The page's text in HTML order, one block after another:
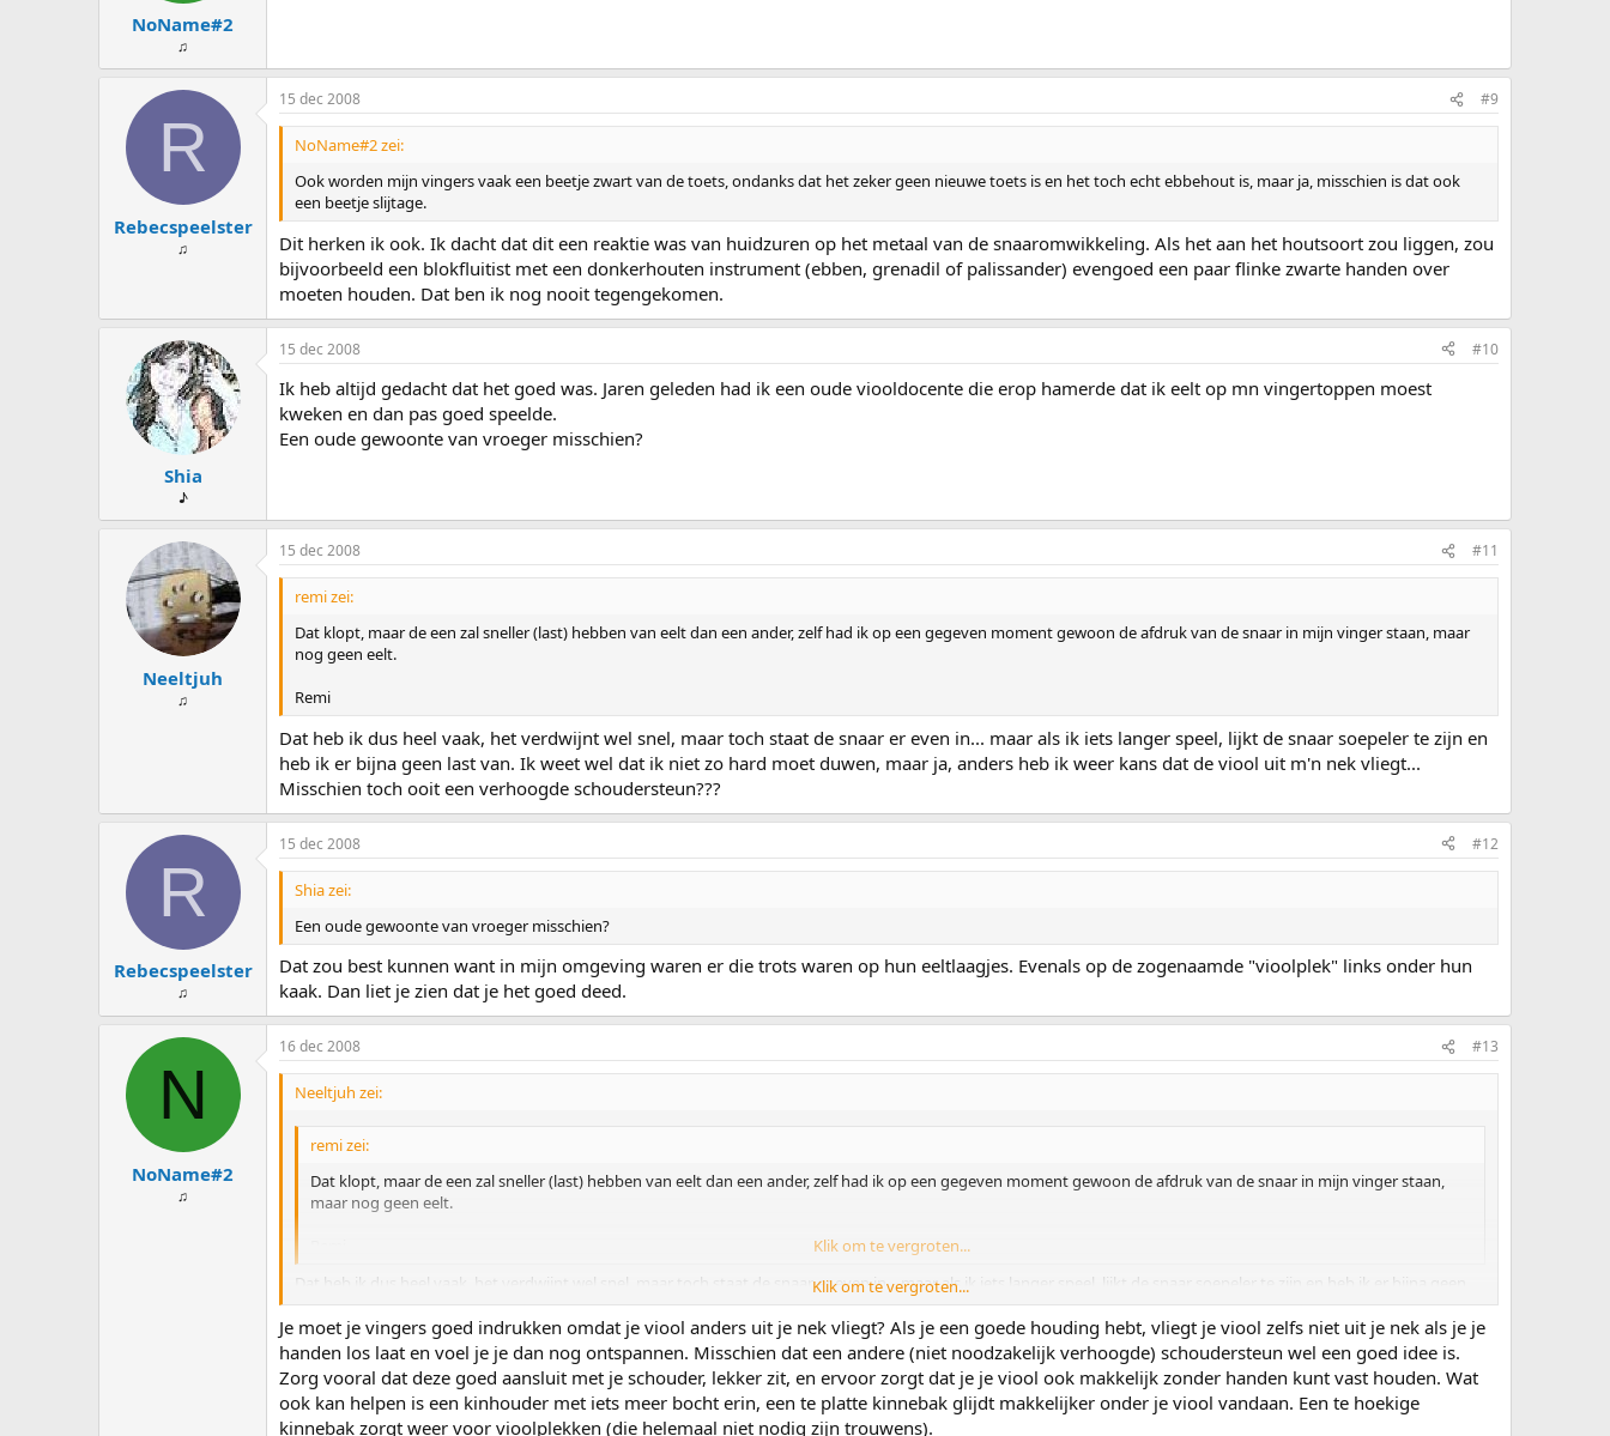
NoName#2
♫
R
Rebecspeelster
♫
15 dec 2008 #9
NoName#2 zei:
Ook worden mijn vingers vaak een beetje zwart van de toets, ondanks dat het zeker geen nieuwe toets is en het toch echt ebbehout is, maar ja, misschien is dat ook
een beetje slijtage.
Dit herken ik ook. Ik dacht dat dit een reaktie was van huidzuren op het metaal van de snaaromwikkeling. Als het aan het houtsoort zou liggen, zou
bijvoorbeeld een blokfluitist met een donkerhouten instrument (ebben, grenadil of palissander) evengoed een paar flinke zwarte handen over
moeten houden. Dat ben ik nog nooit tegengekomen.
Shia
♪
15 dec 2008 #10
Ik heb altijd gedacht dat het goed was. Jaren geleden had ik een oude viooldocente die erop hamerde dat ik eelt op mn vingertoppen moest
kweken en dan pas goed speelde.
Een oude gewoonte van vroeger misschien?
Neeltjuh
♫
15 dec 2008 #11
remi zei:
Dat klopt, maar de een zal sneller (last) hebben van eelt dan een ander, zelf had ik op een gegeven moment gewoon de afdruk van de snaar in mijn vinger staan, maar
nog geen eelt.
Remi
Dat heb ik dus heel vaak, het verdwijnt wel snel, maar toch staat de snaar er even in... maar als ik iets langer speel, lijkt de snaar soepeler te zijn en
heb ik er bijna geen last van. Ik weet wel dat ik niet zo hard moet duwen, maar ja, anders heb ik weer kans dat de viool uit m'n nek vliegt...
Misschien toch ooit een verhoogde schoudersteun???
R
Rebecspeelster
♫
15 dec 2008 #12
Shia zei:
Een oude gewoonte van vroeger misschien?
Dat zou best kunnen want in mijn omgeving waren er die trots waren op hun eeltlaagjes. Evenals op de zogenaamde "vioolplek" links onder hun
kaak. Dan liet je zien dat je het goed deed.
N
NoName#2
♫
16 dec 2008 #13
Neeltjuh zei:
remi zei:
Dat klopt, maar de een zal sneller (last) hebben van eelt dan een ander, zelf had ik op een gegeven moment gewoon de afdruk van de snaar in mijn vinger staan,
maar nog geen eelt.
Klik om te vergroten...
Dat heb ik dus heel vaak, het verdwijnt wel snel, maar toch staat de snaar er even in... maar als ik iets langer speel, lijkt de snaar soepeler te zijn en heb ik er bijna geen
last van. Ik weet wel dat ik niet zo hard moet duwen, maar ja, anders heb ik weer kans dat de viool uit m'n nek vliegt... Misschien toch ooit een verhoogde
schoudersteun???
Klik om te vergroten...
Je moet je vingers goed indrukken omdat je viool anders uit je nek vliegt? Als je een goede houding hebt, vliegt je viool zelfs niet uit je nek als je je
handen los laat en voel je je dan nog ontspannen. Misschien dat een andere (niet noodzakelijk verhoogde) schoudersteun wel een goed idee is.
Zorg vooral dat deze goed aansluit met je schouder, lekker zit, en ervoor zorgt dat je je viool ook makkelijk zonder handen kunt vast houden. Wat
ook kan helpen is een kinhouder met iets meer bocht erin, een te platte kinnebak glijdt makkelijker onder je viool vandaan. Een te hoekige
kinnebak zorgt weer voor vioolplekken (die helemaal niet nodig zijn trouwens).